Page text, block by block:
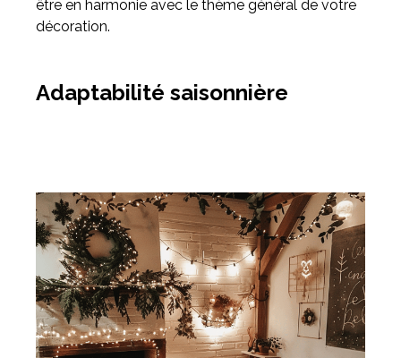
être en harmonie avec le thème général de votre
décoration.
Adaptabilité saisonnière